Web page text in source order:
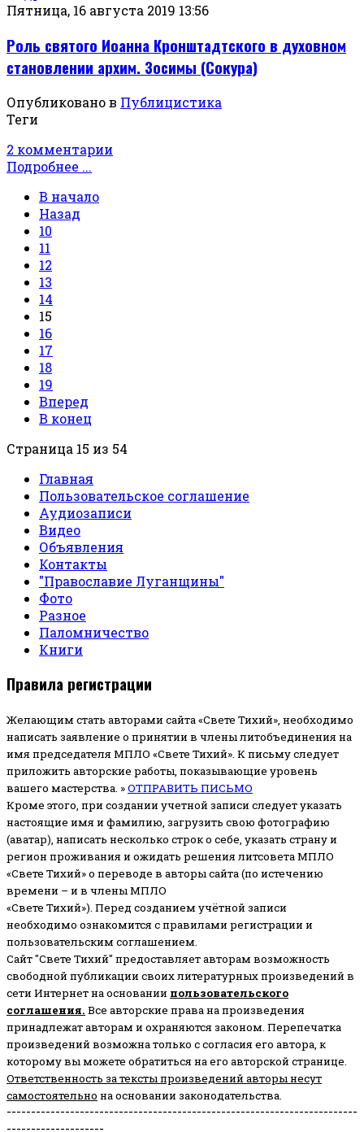
Пятница, 16 августа 2019 13:56
Роль святого Иоанна Кронштадтского в духовном
становлении архим. Зосимы (Сокура)
Опубликовано в Публицистика
Теги
2 комментарии
Подробнее ...
В начало
Назад
10
11
12
13
14
15
16
17
18
19
Вперед
В конец
Страница 15 из 54
Главная
Пользовательское соглашение
Аудиозаписи
Видео
Объявления
Контакты
"Православие Луганщины"
Фото
Разное
Паломничество
Книги
Правила регистрации
Желающим стать авторами сайта «Свете Тихий», необходимо
написать заявление о принятии в члены литобъединения на
имя председателя МПЛО «Свете Тихий». К письму следует
приложить авторские работы, показывающие уровень
вашего мастерства. »ОТПРАВИТЬ ПИСЬМО
Кроме этого, при создании учетной записи следует указать
настоящие имя и фамилию, загрузить свою фотографию
(аватар), написать несколько строк о себе, указать страну и
регион проживания и ожидать решения литсовета МПЛО
«Свете Тихий» о переводе в авторы сайта (по истечению
времени – и в члены МПЛО
«Свете Тихий»). Перед созданием учётной записи
необходимо ознакомится с правилами регистрации и
пользовательским соглашением.
Сайт "Свете Тихий" предоставляет авторам возможность
свободной публикации своих литературных произведений в
сети Интернет на основании пользовательского
соглашения. Все авторские права на произведения
принадлежат авторам и охраняются законом. Перепечатка
произведений возможна только с согласия его автора, к
которому вы можете обратиться на его авторской странице.
Ответственность за тексты произведений авторы несут
самостоятельно на основании законодательства.
------------------------------------------------------------------------
--------------------